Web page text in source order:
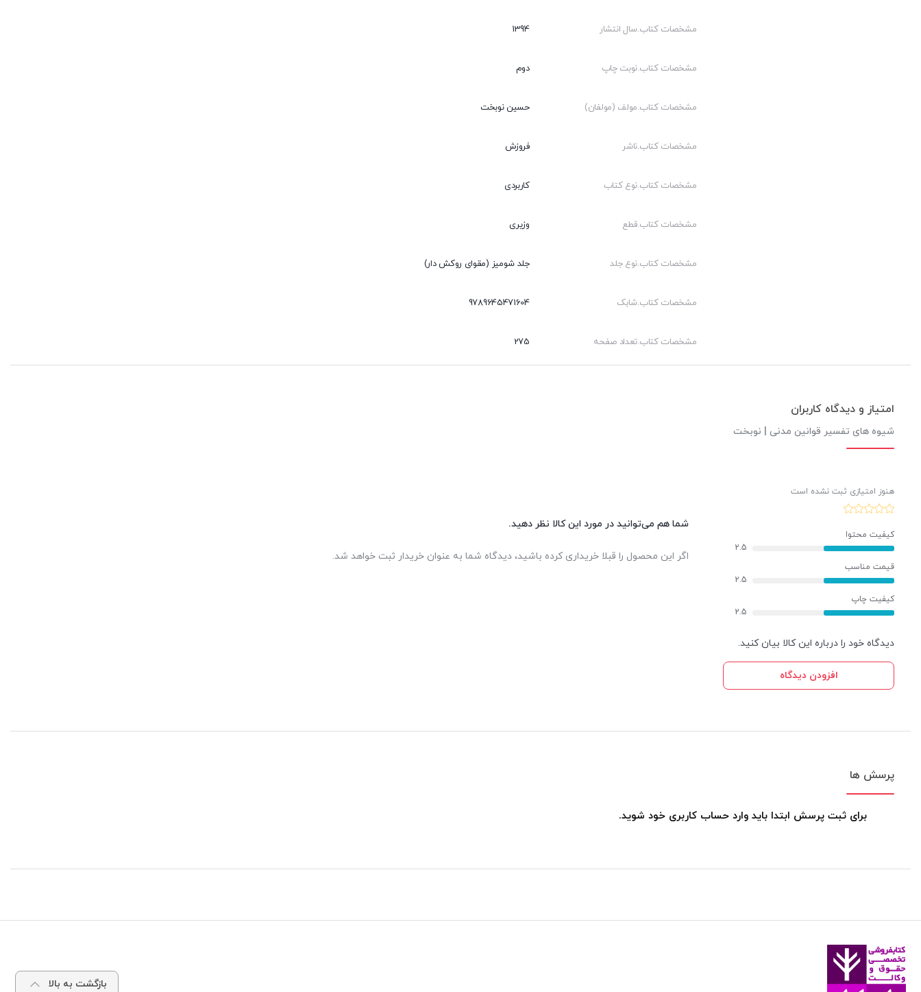
مشخصات کتاب.سال انتشار 1394
مشخصات کتاب.نوبت چاپ دوم
مشخصات کتاب.مولف (مولفان) حسین نوبخت
مشخصات کتاب.ناشر فروزش
مشخصات کتاب.نوع کتاب کاربردی
مشخصات کتاب.قطع وزیری
مشخصات کتاب.نوع جلد جلد شومیز (مقوای روکش دار)
مشخصات کتاب.شابک 9789645471604
مشخصات کتاب.تعداد صفحه 275
امتیاز و دیدگاه کاربران
شیوه های تفسیر قوانین مدنی | نوبخت
هنوز امتیازی ثبت نشده است
کیفیت محتوا
2.5
قیمت مناسب
2.5
کیفیت چاپ
2.5
دیدگاه خود را درباره این کالا بیان کنید.
افزودن دیدگاه
شما هم می‌توانید در مورد این کالا نظر دهید.
اگر این محصول را قبلا خریداری کرده باشید، دیدگاه شما به عنوان خریدار ثبت خواهد شد.
پرسش ها
برای ثبت پرسش ابتدا باید وارد حساب کاربری خود شوید.
بازگشت به بالا